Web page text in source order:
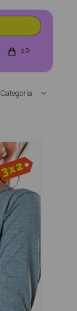
$ 0
Categoría